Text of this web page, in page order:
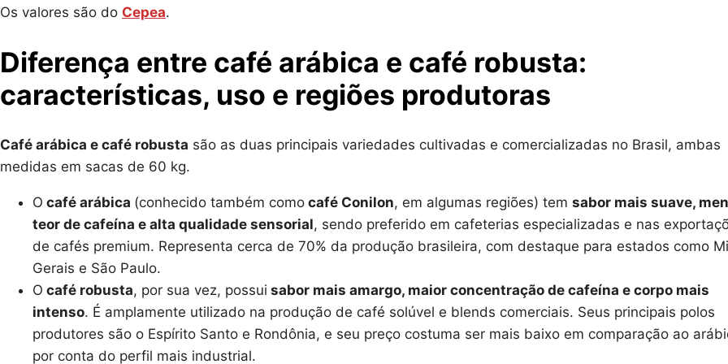
Os valores são do Cepea.
Diferença entre café arábica e café robusta:
características, uso e regiões produtoras
Café arábica e café robusta são as duas principais variedades cultivadas e comercializadas no Brasil, ambas
medidas em sacas de 60 kg.
O café arábica (conhecido também como café Conilon, em algumas regiões) tem sabor mais suave,
teor de cafeína e alta qualidade sensorial, sendo preferido em cafeterias especializadas e nas
de cafés premium. Representa cerca de 70% da produção brasileira, com destaque para estados como
Gerais e São Paulo.
O café robusta, por sua vez, possui sabor mais amargo, maior concentração de cafeína e corpo mais
intenso. É amplamente utilizado na produção de café solúvel e blends comerciais. Seus principais polos
produtores são o Espírito Santo e Rondônia, e seu preço costuma ser mais baixo em comparação ao
por conta do perfil mais industrial.